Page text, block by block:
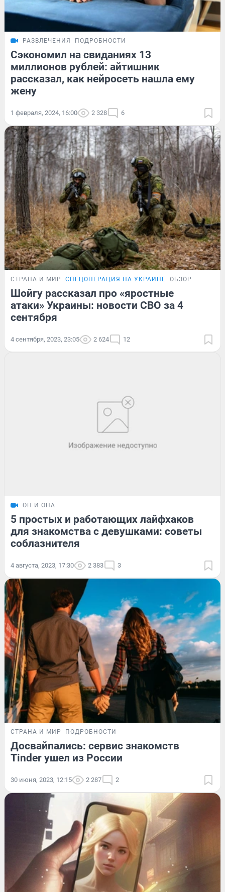
РАЗВЛЕЧЕНИЯ ПОДРОБНОСТИ
Сэкономил на свиданиях 13
миллионов рублей: айтишник
рассказал, как нейросеть нашла ему
жену
1 февраля, 2024, 16:00 2 328 6
СТРАНА И МИР СПЕЦОПЕРАЦИЯ НА УКРАИНЕ ОБЗОР
Шойгу рассказал про «яростные
атаки» Украины: новости СВО за 4
сентября
4 сентября, 2023, 23:05 2 624 12
ОН И ОНА
5 простых и работающих лайфхаков
для знакомства с девушками: советы
соблазнителя
4 августа, 2023, 17:30 2 383 3
СТРАНА И МИР ПОДРОБНОСТИ
Досвайпались: сервис знакомств
Tinder ушел из России
30 июня, 2023, 12:15 2 287 2